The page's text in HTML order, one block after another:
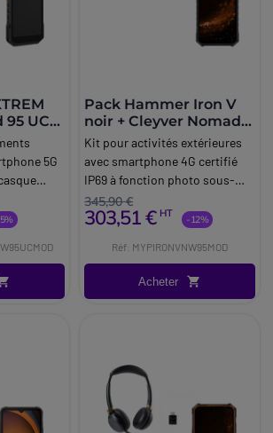
95 UC
5G
Pack Hammer Iron V
noir + Cleyver Nomad
95 UC Modular
Kit pour activités extérieures
avec smartphone 4G certifié
IP69 à fonction photo sous-
marine et casque Bluetooth
avec réduction de bruit active
345,90 €
303,51 € HT -12%
Réf: MYPIRONVNW95MOD
Acheter